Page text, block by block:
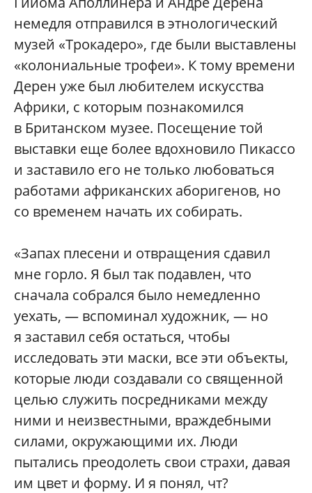
немедля отправился в этнологический
музей «Трокадеро», где были выставлены
«колониальные трофеи». К тому времени
Дерен уже был любителем искусства
Африки, с которым познакомился
в Британском музее. Посещение той
выставки еще более вдохновило Пикассо
и заставило его не только любоваться
работами африканских аборигенов, но
со временем начать их собирать.
«Запах плесени и отвращения сдавил
мне горло. Я был так подавлен, что
сначала собрался было немедленно
уехать, — вспоминал художник, — но
я заставил себя остаться, чтобы
исследовать эти маски, все эти объекты,
которые люди создавали со священной
целью служить посредниками между
ними и неизвестными, враждебными
силами, окружающими их. Люди
пытались преодолеть свои страхи, давая
им цвет и форму. И я понял, чт?